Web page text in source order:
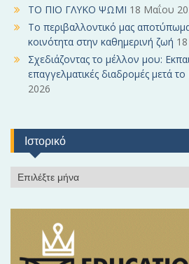
ΤΟ ΠΙΟ ΓΛΥΚΟ ΨΩΜΙ 18 Μαΐου
Το περιβαλλοντικό μας
κοινότητα στην καθημερινή ζωή
Σχεδιάζοντας το μέλλον μου:
επαγγελματικές διαδρομές μετά
2026
Ιστορικό